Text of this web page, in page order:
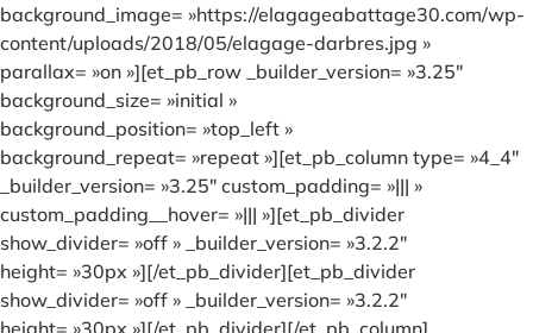
background_image= »https://elagageabattage30.com/wp-
content/uploads/2018/05/elagage-darbres.jpg »
parallax= »on »][et_pb_row _builder_version= »3.25″
background_size= »initial »
background_position= »top_left »
background_repeat= »repeat »][et_pb_column type= »4_4″
_builder_version= »3.25″ custom_padding= »||| »
custom_padding__hover= »||| »][et_pb_divider
show_divider= »off » _builder_version= »3.2.2″
height= »30px »][/et_pb_divider][et_pb_divider
show_divider= »off » _builder_version= »3.2.2″